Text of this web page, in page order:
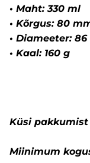
• Maht: 330 ml
• Kõrgus: 80
• Diameeter:
• Kaal: 160 g
Küsi pakkumist
Miinimum